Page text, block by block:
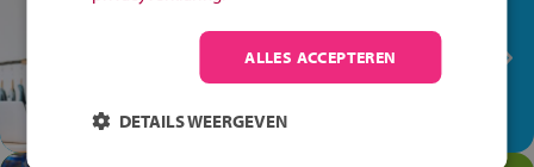
plek!
Ontdek via het vmbo jouw talent
op de winkelvloer, waar elke dag
anders is!
ALLES ACCEPTEREN
DETAILS WEERGEVEN